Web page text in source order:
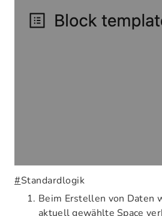
#Standardlogik
Beim Erstellen von Daten
aktuell gewählte Space